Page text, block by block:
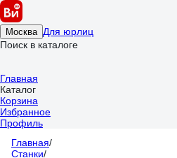
Москва Для юрлиц
Поиск в каталоге
Главная
Каталог
Корзина
Избранное
Профиль
Главная/
Станки/